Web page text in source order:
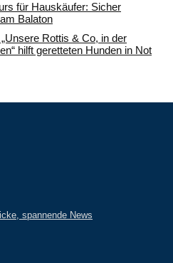
für Hauskäufer: Sicher
Balaton
Rottis & Co, in der
hilft geretteten Hunden in Not
spannende News